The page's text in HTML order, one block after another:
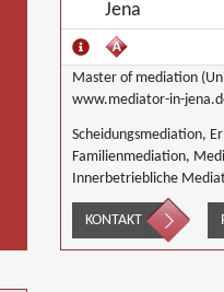
Jena
Master of mediation
www.mediator-in-
Scheidungsmediation,
Familienmediation,
Innerbetriebliche
KONTAKT